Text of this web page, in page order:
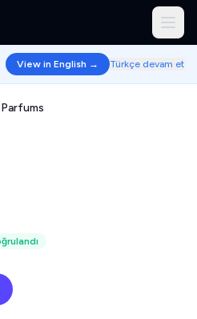
View in English → Türkçe devam et